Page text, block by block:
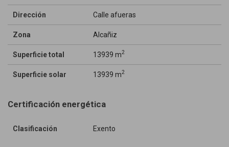
Dirección Calle afueras
Zona Alcañiz
Superficie total 13939 m2
Superficie solar 13939 m2
Certificación energética
Clasificación Exento